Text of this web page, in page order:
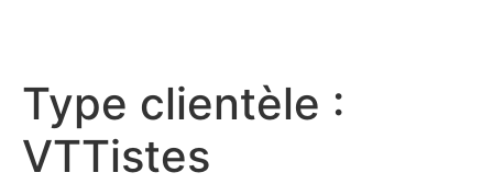
Type clientèle :
VTTistes